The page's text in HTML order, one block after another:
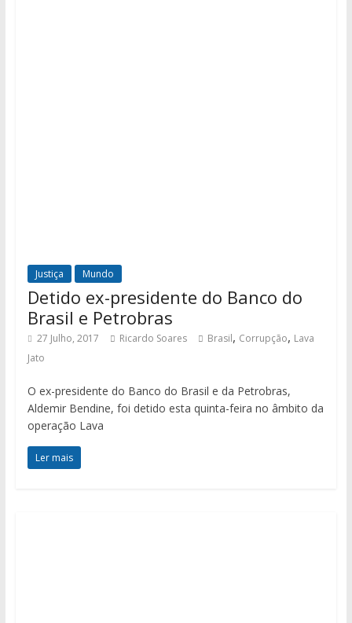
Justiça Mundo
Detido ex-presidente do Banco do
Brasil e Petrobras
27 Julho, 2017 Ricardo Soares Brasil, Corrupção, Lava
Jato
O ex-presidente do Banco do Brasil e da Petrobras,
Aldemir Bendine, foi detido esta quinta-feira no âmbito da
operação Lava
Ler mais